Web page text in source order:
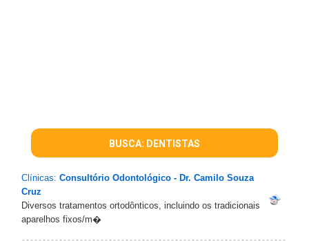
BUSCA: DENTISTAS
Clínicas: Consultório Odontológico - Dr. Camilo Souza
Cruz
Diversos tratamentos ortodônticos, incluindo os tradicionais
aparelhos fixos/m�